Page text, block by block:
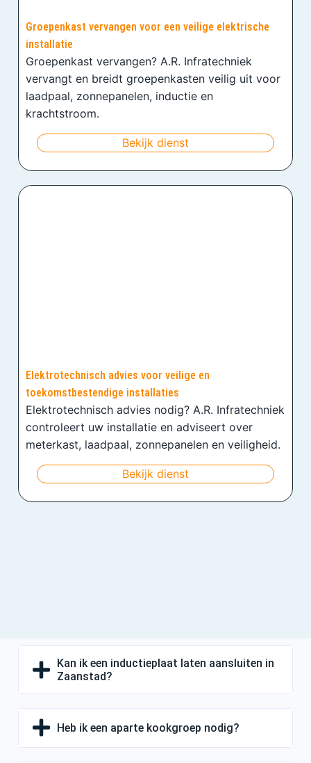
Groepenkast vervangen voor een veilige elektrische
installatie
Groepenkast vervangen? A.R. Infratechniek
vervangt en breidt groepenkasten veilig uit voor
laadpaal, zonnepanelen, inductie en
krachtstroom.
Bekijk dienst
Elektrotechnisch advies voor veilige en
toekomstbestendige installaties
Elektrotechnisch advies nodig? A.R. Infratechniek
controleert uw installatie en adviseert over
meterkast, laadpaal, zonnepanelen en veiligheid.
Bekijk dienst
Kan ik een inductieplaat laten aansluiten in
Zaanstad?
Heb ik een aparte kookgroep nodig?